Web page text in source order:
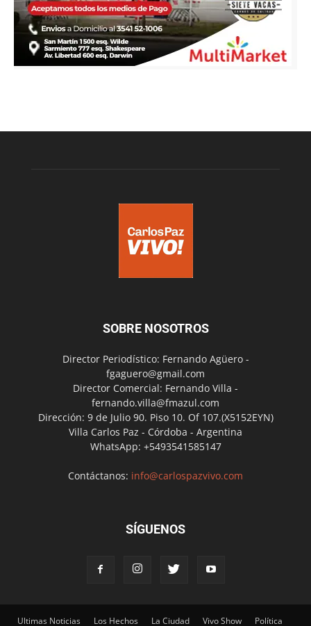
SOBRE NOSOTROS
Director Periodístico: Fernando Agüero -
fgaguero@gmail.com
Director Comercial: Fernando Villa -
fernando.villa@fmazul.com
Dirección: 9 de Julio 90. Piso 10. Of 107.(X5152EYN)
Villa Carlos Paz - Córdoba - Argentina
WhatsApp: +5493541585147
Contáctanos: info@carlospazvivo.com
SÍGUENOS
Ultimas Noticias Los Hechos La Ciudad Vivo Show Política